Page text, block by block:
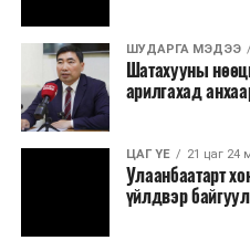
ШУДАРГА МЭДЭЭ
Шатахууны
арилгахад
ЦАГ ҮЕ 21 цаг 24
Улаанбаатарт
үйлдвэр